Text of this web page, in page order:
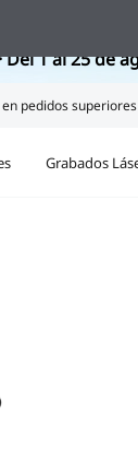
a
Del 1 al 25 de
Grabados